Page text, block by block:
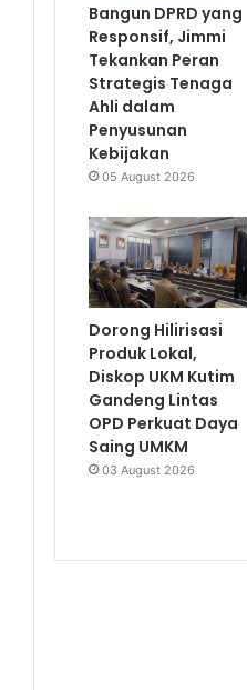
Bangun DPRD yang
Responsif, Jimmi
Tekankan Peran
Strategis Tenaga
Ahli dalam
Penyusunan
Kebijakan
05 August 2026
Dorong Hilirisasi
Produk Lokal,
Diskop UKM Kutim
Gandeng Lintas
OPD Perkuat Daya
Saing UMKM
03 August 2026